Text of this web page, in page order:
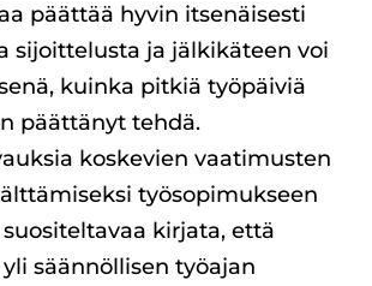
päättää hyvin itsenäisesti
sijoittelusta ja jälkikäteen voi
kuinka pitkiä työpäiviä
päättänyt tehdä.
koskevien vaatimusten
työsopimukseen
kirjata, että
säännöllisen työajan